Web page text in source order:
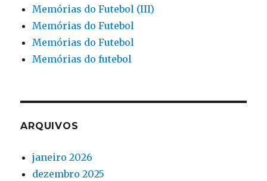
Memórias do Futebol (III)
Memórias do Futebol
Memórias do Futebol
Memórias do futebol
ARQUIVOS
janeiro 2026
dezembro 2025